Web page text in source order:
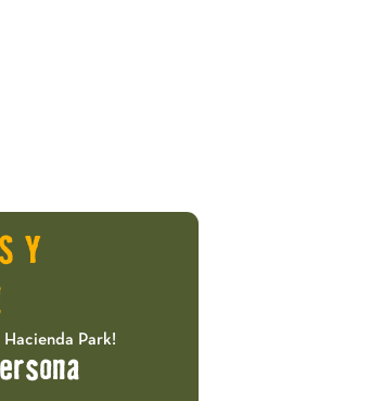
Y
Park!